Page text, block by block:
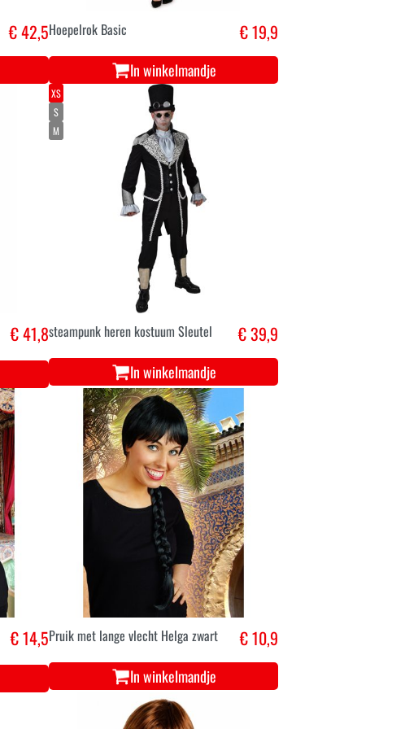
€ 42,5Hoepelrok Basic € 19,9
In winkelmandje
€ 41,8
XS
S
M
steampunk heren kostuum Sleutel € 39,9
In winkelmandje
€ 14,5Pruik met lange vlecht Helga zwart € 10,9
In winkelmandje